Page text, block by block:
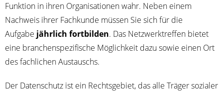
Funk­ti­on in ihren Orga­ni­sa­tio­nen wahr. Neben einem
Nach­weis ihrer Fach­kun­de müs­sen Sie sich für die
Auf­ga­be jähr­lich fort­bil­den. Das Netz­werktref­fen bie­tet
eine bran­chen­spe­zi­fi­sche Mög­lich­keit dazu sowie einen Ort
des fach­li­chen Austauschs.
Der Daten­schutz ist ein Rechts­ge­biet, das alle Trä­ger sozia­ler